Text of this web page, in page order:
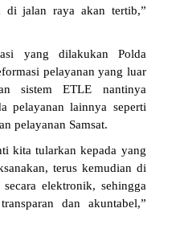
di jalan raya akan tertib,”
yang dilakukan Polda
pelayanan yang luar
sistem ETLE nantinya
pelayanan lainnya seperti
pelayanan Samsat.
kita tularkan kepada yang
terus kemudian di
elektronik, sehingga
dan akuntabel,”